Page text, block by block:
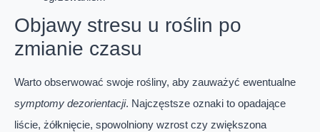
Objawy stresu u roślin po
zmianie czasu
Warto obserwować swoje rośliny, aby zauważyć ewentualne
symptomy dezorientacji. Najczęstsze oznaki to opadające
liście, żółknięcie, spowolniony wzrost czy zwiększona